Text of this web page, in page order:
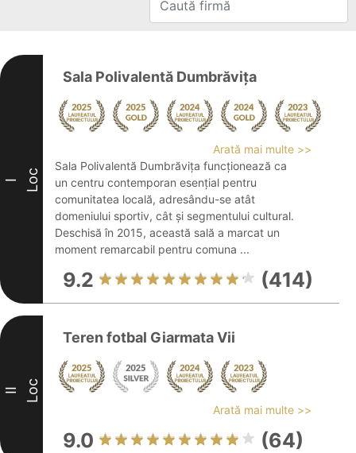
I Loc
Sala Polivalentă Dumbrăvița
Arată mai multe >>
Sala Polivalentă Dumbrăvița funcționează ca
un centru contemporan esențial pentru
comunitatea locală, adresându-se atât
domeniului sportiv, cât și segmentului cultural.
Deschisă în 2015, această sală a marcat un
moment remarcabil pentru comuna ...
9.2 (414)
II Loc
Teren fotbal Giarmata Vii
Arată mai multe >>
9.0 (64)